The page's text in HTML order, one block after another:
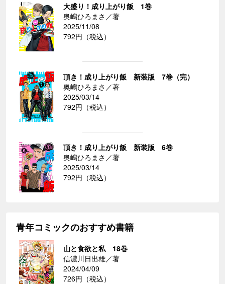
大盛り！成り上がり飯 1巻
奥嶋ひろまさ／著
2025/11/08
792円（税込）
頂き！成り上がり飯 新装版 7巻（完）
奥嶋ひろまさ／著
2025/03/14
792円（税込）
頂き！成り上がり飯 新装版 6巻
奥嶋ひろまさ／著
2025/03/14
792円（税込）
青年コミックのおすすめ書籍
山と食欲と私 18巻
信濃川日出雄／著
2024/04/09
726円（税込）